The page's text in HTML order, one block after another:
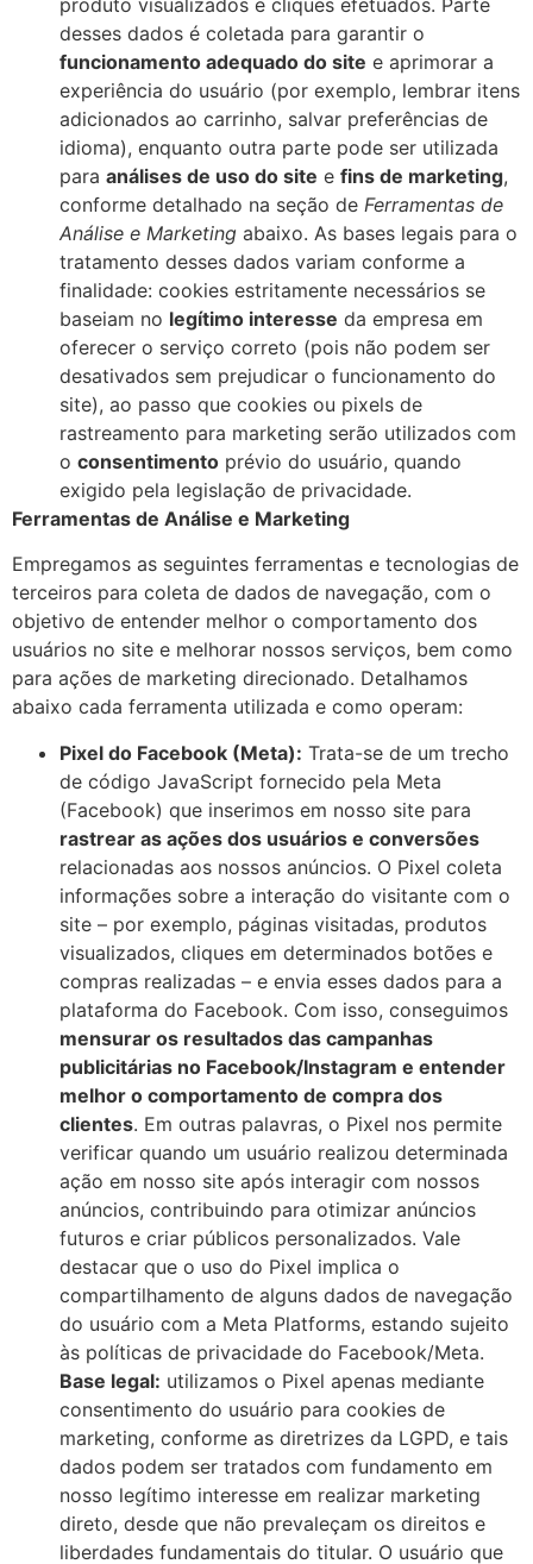
desses dados é coletada para garantir o
funcionamento adequado do site e aprimorar a
experiência do usuário (por exemplo, lembrar itens
adicionados ao carrinho, salvar preferências de
idioma), enquanto outra parte pode ser utilizada
para análises de uso do site e fins de marketing,
conforme detalhado na seção de Ferramentas de
Análise e Marketing abaixo. As bases legais para o
tratamento desses dados variam conforme a
finalidade: cookies estritamente necessários se
baseiam no legítimo interesse da empresa em
oferecer o serviço correto (pois não podem ser
desativados sem prejudicar o funcionamento do
site), ao passo que cookies ou pixels de
rastreamento para marketing serão utilizados com
o consentimento prévio do usuário, quando
exigido pela legislação de privacidade.
Ferramentas de Análise e Marketing
Empregamos as seguintes ferramentas e tecnologias de
terceiros para coleta de dados de navegação, com o
objetivo de entender melhor o comportamento dos
usuários no site e melhorar nossos serviços, bem como
para ações de marketing direcionado. Detalhamos
abaixo cada ferramenta utilizada e como operam:
Pixel do Facebook (Meta): Trata-se de um trecho
de código JavaScript fornecido pela Meta
(Facebook) que inserimos em nosso site para
rastrear as ações dos usuários e conversões
relacionadas aos nossos anúncios. O Pixel coleta
informações sobre a interação do visitante com o
site – por exemplo, páginas visitadas, produtos
visualizados, cliques em determinados botões e
compras realizadas – e envia esses dados para a
plataforma do Facebook. Com isso, conseguimos
mensurar os resultados das campanhas
publicitárias no Facebook/Instagram e entender
melhor o comportamento de compra dos
clientes. Em outras palavras, o Pixel nos permite
verificar quando um usuário realizou determinada
ação em nosso site após interagir com nossos
anúncios, contribuindo para otimizar anúncios
futuros e criar públicos personalizados. Vale
destacar que o uso do Pixel implica o
compartilhamento de alguns dados de navegação
do usuário com a Meta Platforms, estando sujeito
às políticas de privacidade do Facebook/Meta.
Base legal: utilizamos o Pixel apenas mediante
consentimento do usuário para cookies de
marketing, conforme as diretrizes da LGPD, e tais
dados podem ser tratados com fundamento em
nosso legítimo interesse em realizar marketing
direto, desde que não prevaleçam os direitos e
liberdades fundamentais do titular. O usuário que